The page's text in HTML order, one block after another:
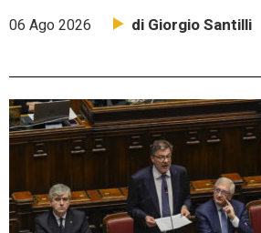
06 Ago 2026 di Giorgio Santilli